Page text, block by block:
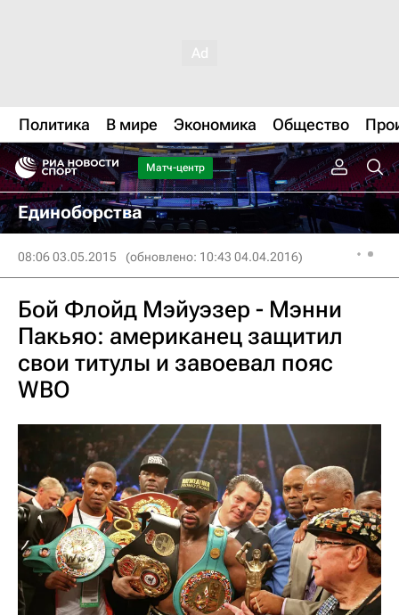
Политика В мире Экономика Общество
Матч-центр
Единоборства
08:06 03.05.2015 (обновлено: 10:43 04.04.2016)
Бой Флойд Мэйуэзер - Мэнни
Пакьяо: американец защитил
свои титулы и завоевал пояс
WBO